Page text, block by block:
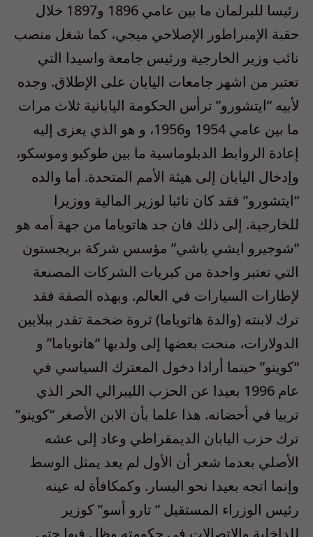
رئيسا للبرلمان ما بين عامي 1896 و1897 خلال
حقبة الإمبراطور الإصلاحي ميجي، كما شغل منصب
نائب وزير الخارجية ورئيس جامعة واسيدا التي
تعتبر من اشهر جامعات اليابان على الإطلاق. وجده
لأبيه “ايتشورو” ترأس الحكومة اليابانية ثلاث مرات
ما بين عامي 1954 و1956، و هو الذي يعزى إليه
إعادة الروابط الدبلوماسية ما بين طوكيو وموسكو،
وإدخال اليابان إلى هيئة الأمم المتحدة. أما والده
“ايتشورو” فقد كان نائبا لوزير المالية ووزيرا
للخارجية. إلى ذلك فان جد هاتوياما من جهة أمه هو
“شوجيرو ايشي ياشي” مؤسس شركة بريجستون
التي تعتبر واحدة من كبريات الشركات المصنعة
لإطارات السيارات في العالم. وبهذه الصفة فقد
ترك لابنته (والدة هاتوياما) ثروة ضخمة تقدر ببلايين
الدولارات، منحت بعضها إلى ولديها “هاتوياما” و
“كوينو” حينما أرادا دخول المعترك السياسي في
عام 1996 بعيدا عن الحزب الليبرالي الحر الذي
تربيا في أحضانه. هذا علما بأن الابن الأصغر “كوينو”
ترك حزب اليابان الديمقراطي وعاد إلى عشه
الأصلي بعدما شعر أن الأول لم يعد يمثل الوسط
وإنما اتجه بعيدا نحو اليسار. وكمكافأة له عينه
رئيس الوزراء المستقيل ” تارو أسو” كوزير